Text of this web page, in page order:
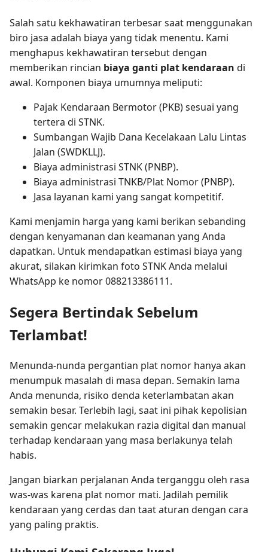
Salah satu kekhawatiran terbesar saat menggunakan
biro jasa adalah biaya yang tidak menentu. Kami
menghapus kekhawatiran tersebut dengan
memberikan rincian biaya ganti plat kendaraan di
awal. Komponen biaya umumnya meliputi:
Pajak Kendaraan Bermotor (PKB) sesuai yang
tertera di STNK.
Sumbangan Wajib Dana Kecelakaan Lalu Lintas
Jalan (SWDKLLJ).
Biaya administrasi STNK (PNBP).
Biaya administrasi TNKB/Plat Nomor (PNBP).
Jasa layanan kami yang sangat kompetitif.
Kami menjamin harga yang kami berikan sebanding
dengan kenyamanan dan keamanan yang Anda
dapatkan. Untuk mendapatkan estimasi biaya yang
akurat, silakan kirimkan foto STNK Anda melalui
WhatsApp ke nomor 088213386111.
Segera Bertindak Sebelum
Terlambat!
Menunda-nunda pergantian plat nomor hanya akan
menumpuk masalah di masa depan. Semakin lama
Anda menunda, risiko denda keterlambatan akan
semakin besar. Terlebih lagi, saat ini pihak kepolisian
semakin gencar melakukan razia digital dan manual
terhadap kendaraan yang masa berlakunya telah
habis.
Jangan biarkan perjalanan Anda terganggu oleh rasa
was-was karena plat nomor mati. Jadilah pemilik
kendaraan yang cerdas dan taat aturan dengan cara
yang paling praktis.